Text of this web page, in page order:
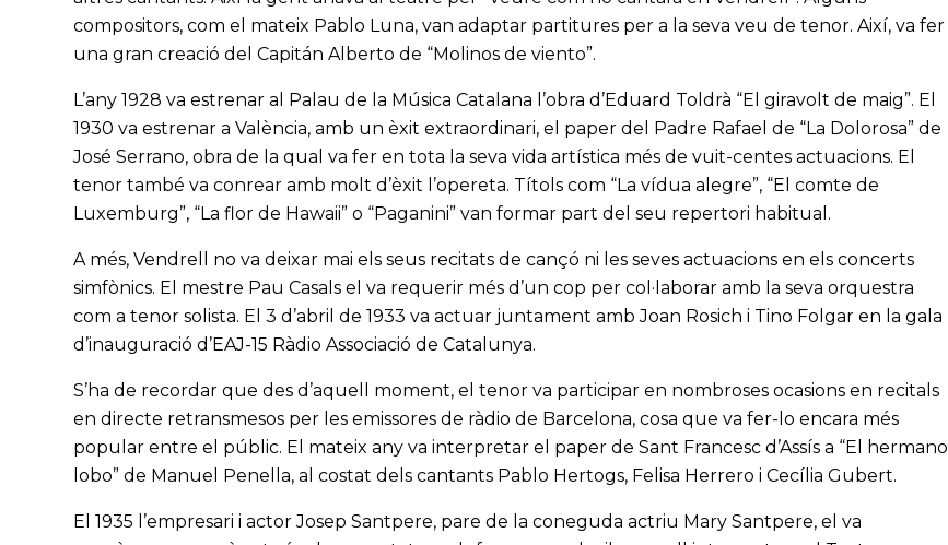
compositors, com el mateix Pablo Luna, van adaptar partitures per a la seva veu de tenor. Així, va fer
una gran creació del Capitán Alberto de “Molinos de viento”.
L’any 1928 va estrenar al Palau de la Música Catalana l’obra d’Eduard Toldrà “El giravolt de maig”. El
1930 va estrenar a València, amb un èxit extraordinari, el paper del Padre Rafael de “La Dolorosa” de
José Serrano, obra de la qual va fer en tota la seva vida artística més de vuit-centes actuacions. El
tenor també va conrear amb molt d’èxit l’opereta. Títols com “La vídua alegre”, “El comte de
Luxemburg”, “La flor de Hawaii” o “Paganini” van formar part del seu repertori habitual.
A més, Vendrell no va deixar mai els seus recitats de cançó ni les seves actuacions en els concerts
simfònics. El mestre Pau Casals el va requerir més d’un cop per col·laborar amb la seva orquestra
com a tenor solista. El 3 d’abril de 1933 va actuar juntament amb Joan Rosich i Tino Folgar en la gala
d’inauguració d’EAJ-15 Ràdio Associació de Catalunya.
S’ha de recordar que des d’aquell moment, el tenor va participar en nombroses ocasions en recitals
en directe retransmesos per les emissores de ràdio de Barcelona, cosa que va fer-lo encara més
popular entre el públic. El mateix any va interpretar el paper de Sant Francesc d’Assís a “El hermano
lobo” de Manuel Penella, al costat dels cantants Pablo Hertogs, Felisa Herrero i Cecília Gubert.
El 1935 l’empresari i actor Josep Santpere, pare de la coneguda actriu Mary Santpere, el va